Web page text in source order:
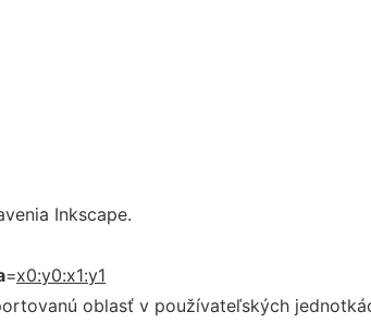
Inkscape.
=x0:y0:x1:y1
oblasť v používateľských